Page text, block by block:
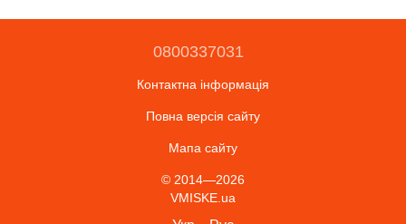
0800337031
Контактна інформація
Повна версія сайту
Мапа сайту
© 2014—2026
VMISKE.ua